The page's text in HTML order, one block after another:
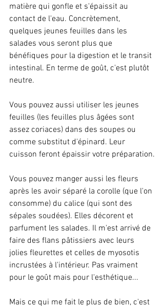
matière qui gonfle et s'épaissit au
contact de l'eau. Concrètement,
quelques jeunes feuilles dans les
salades vous seront plus que
bénéfiques pour la digestion et le transit
intestinal. En terme de goût, c'est plutôt
neutre.
Vous pouvez aussi utiliser les jeunes
feuilles (les feuilles plus âgées sont
assez coriaces) dans des soupes ou
comme substitut d'épinard. Leur
cuisson feront épaissir votre préparation.
Vous pouvez manger aussi les fleurs
après les avoir séparé la corolle (que l'on
consomme) du calice (qui sont des
sépales soudées). Elles décorent et
parfument les salades. Il m'est arrivé de
faire des flans pâtissiers avec leurs
jolies fleurettes et celles de myosotis
incrustées à l'intérieur. Pas vraiment
pour le goût mais pour l'esthétique...
Mais ce qui me fait le plus de bien, c'est